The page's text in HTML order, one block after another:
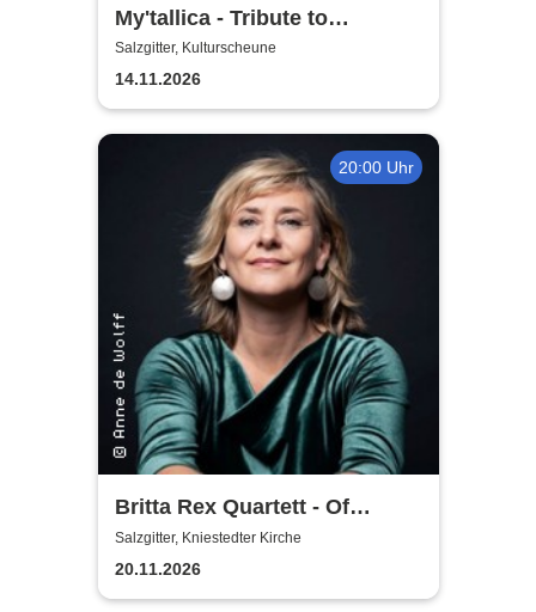
My'tallica - Tribute to
Metallica
Salzgitter, Kulturscheune
14.11.2026
20:00 Uhr
Britta Rex Quartett - Of
Witches, Queens & Heroines
Salzgitter, Kniestedter Kirche
20.11.2026